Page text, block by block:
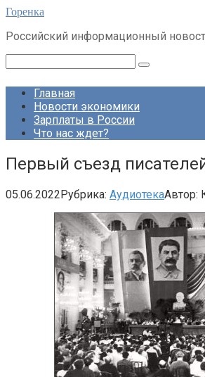
Перейти
контенту
Горенка
Российский информационный
Главная
Новости экономики
Зарплаты в России
Что нас ждет?
Первый съезд
05.06.2022Рубрика: АудиотекаАвтор: